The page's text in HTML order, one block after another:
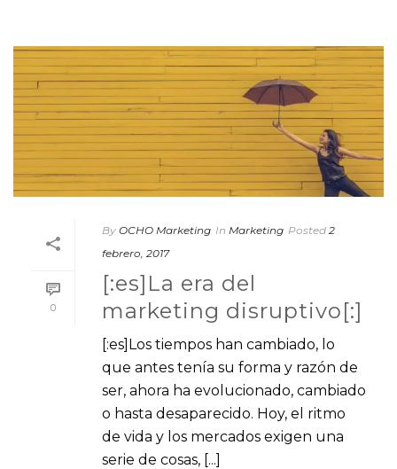
0
By OCHO Marketing In Marketing Posted 2
febrero, 2017
[:es]La era del
marketing disruptivo[:]
[:es]Los tiempos han cambiado, lo
que antes tenía su forma y razón de
ser, ahora ha evolucionado, cambiado
o hasta desaparecido. Hoy, el ritmo
de vida y los mercados exigen una
serie de cosas, [...]